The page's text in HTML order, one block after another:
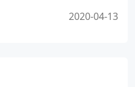
2020-04-13